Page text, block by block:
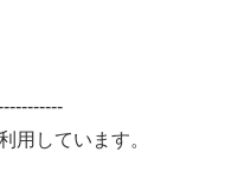
用しています。